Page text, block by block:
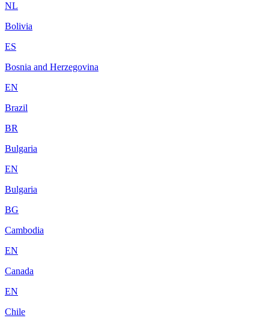
NL
Bolivia
ES
Bosnia and Herzegovina
EN
Brazil
BR
Bulgaria
EN
Bulgaria
BG
Cambodia
EN
Canada
EN
Chile